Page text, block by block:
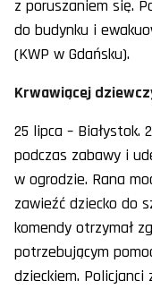
z poruszaniem się.
do budynku i
(KWP w Gdańsku).
Krwawiącej
25 lipca – Białystok.
podczas zabawy i
w ogrodzie. Rana
zawieźć dziecko do
komendy otrzymał
potrzebującym
dzieckiem. Policjanci